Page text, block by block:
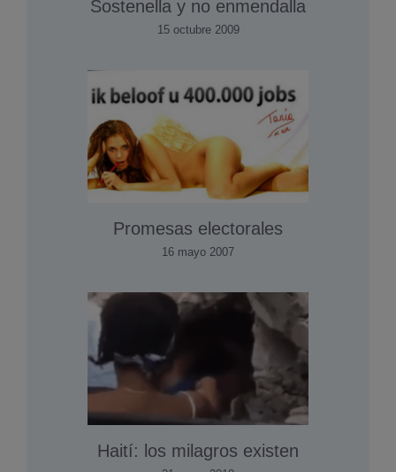
Sostenella y no enmendalla
15 octubre 2009
Promesas electorales
16 mayo 2007
Haití­: los milagros existen